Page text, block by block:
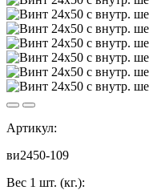
Артикул:
ви2450-109
Вес 1 шт. (кг.):